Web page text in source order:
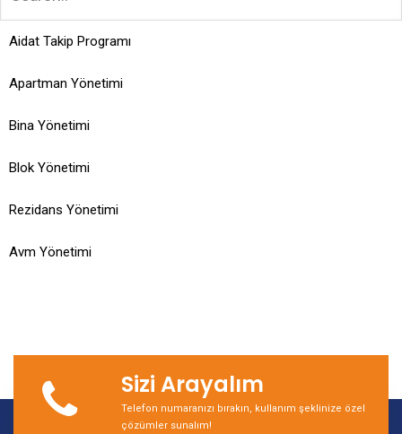
Aidat Takip Programı
Apartman Yönetimi
Bina Yönetimi
Blok Yönetimi
Rezidans Yönetimi
Avm Yönetimi
Sizi Arayalım
Telefon numaranızı bırakın, kullanım şeklinize özel
çözümler sunalım!